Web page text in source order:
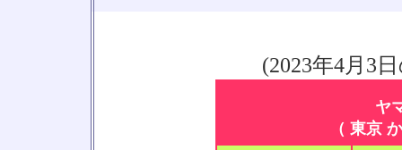
(2023年4月3
ヤ
（ 東京